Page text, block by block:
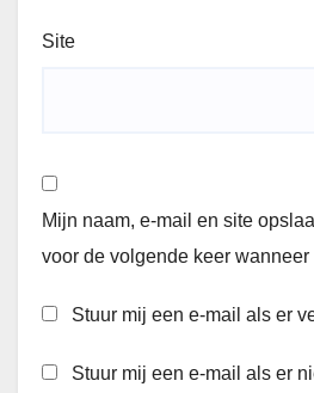
Site
Mijn naam, e-mail en site
voor de volgende keer
Stuur mij een e-mail als er
Stuur mij een e-mail als er